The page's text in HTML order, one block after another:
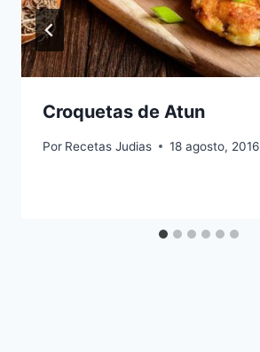
Croquetas de Atun
Por Recetas Judias 18 agosto, 2016